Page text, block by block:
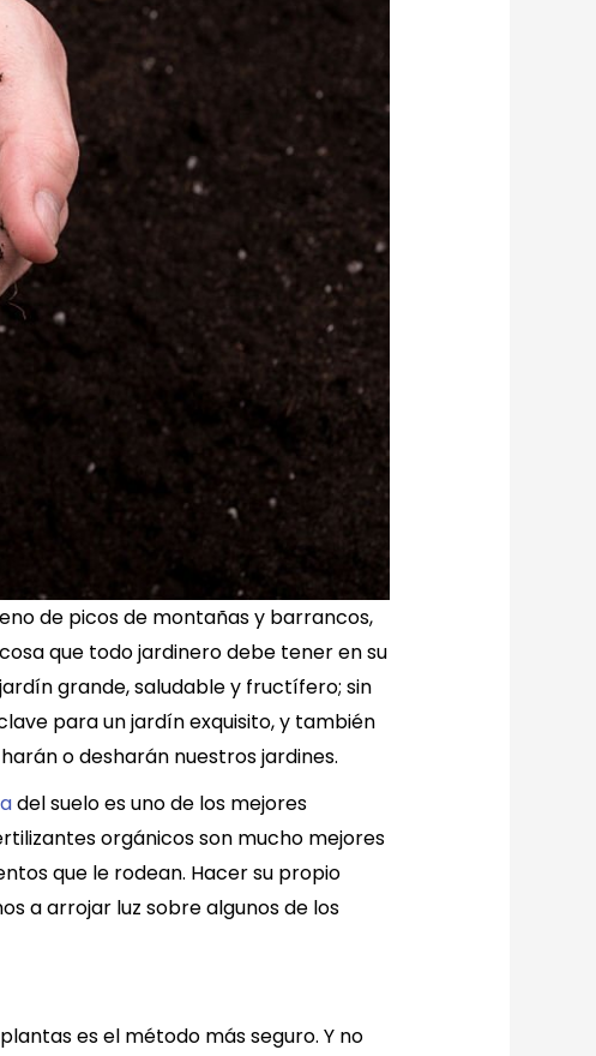
de picos de montañas y barrancos,
que todo jardinero debe tener en su
grande, saludable y fructífero; sin
para un jardín exquisito, y también
o desharán nuestros jardines.
del suelo es uno de los mejores
orgánicos son mucho mejores
que le rodean. Hacer su propio
a arrojar luz sobre algunos de los
es el método más seguro. Y no